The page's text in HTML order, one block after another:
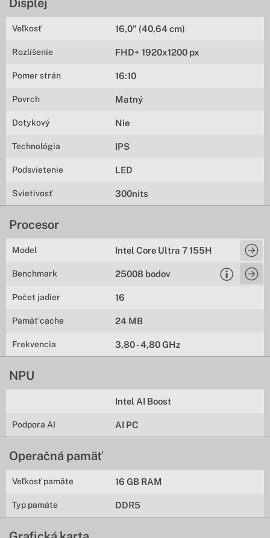
Displej
Veľkosť 16,0" (40,64 cm)
Rozlíšenie FHD+ 1920x1200 px
Pomer strán 16:10
Povrch Matný
Dotykový Nie
Technológia IPS
Podsvietenie LED
Svietivosť 300nits
Procesor
Model Intel Core Ultra 7 155H
Benchmark 25008 bodov
Počet jadier 16
Pamäť cache 24 MB
Frekvencia 3,80 - 4,80 GHz
NPU
Intel AI Boost
Podpora AI AI PC
Operačná pamäť
Veľkosť pamäte 16 GB RAM
Typ pamäte DDR5